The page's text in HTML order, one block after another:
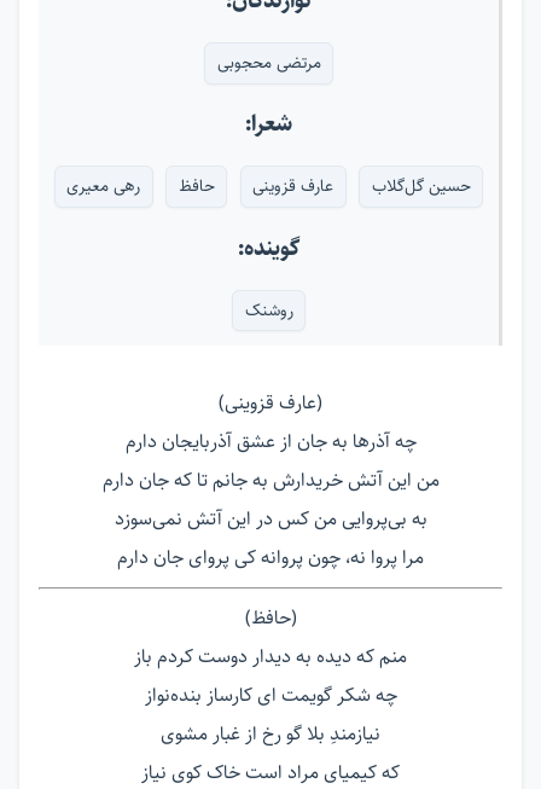
مرتضی محجوبی
شعرا:
حسین گل‌گلاب عارف قزوینی حافظ رهی معیری
گوینده:
روشنک
(عارف قزوینی)
چه آذرها به جان از عشق آذربایجان دارم
من این آتش خریدارش به جانم تا که جان دارم
به بی‌پروایی من کس در این آتش نمی‌سوزد
مرا پروا نه، چون پروانه کی پروای جان دارم
(حافظ)
منم که دیده به دیدار دوست کردم باز
چه شکر گویمت ای کارساز بنده‌نواز
نیازمندِ بلا گو رخ از غبار مشوی
که کیمیای مراد است خاک کوی نیاز